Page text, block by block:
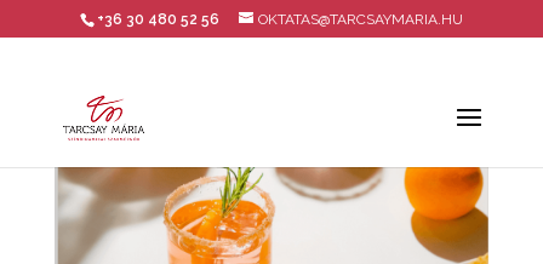
+36 30 480 52 56 OKTATAS@TARCSAYMARIA.HU